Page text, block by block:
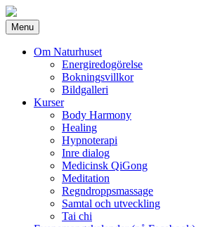
Menu
Om Naturhuset
Energiredogörelse
Bokningsvillkor
Bildgalleri
Kurser
Body Harmony
Healing
Hypnoterapi
Inre dialog
Medicinsk QiGong
Meditation
Regndroppsmassage
Samtal och utveckling
Tai chi